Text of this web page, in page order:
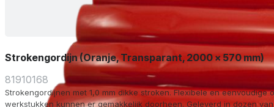
Strokengordijn (Oranje, Transparant, 2000 x 570 mm)
81910168
Strokengordijnen met 1,0 mm dikke stroken. Flexibele en eenvoudige
werkstukken kunnen er gemakkelijk doorheen. Geleverd in dozen